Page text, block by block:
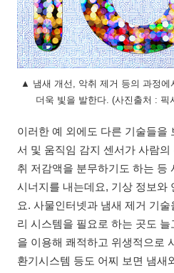
▲ 냄새 개선, 악취 제거 등의 과정에
더욱 빛을 발한다. (사진출처 :
이러한 예 외에도 다른 기술들을
서 및 움직임 감지 센서가 사람
취 저감액을 분무하기도 하는 등
시너지를 내는데요, 기상 정보와
요. 사물인터넷과 냄새 제거 기
리 시스템을 필요로 하는 곳도
을 이용해 쾌적하고 위생적으로
환기시스템 등도 어찌 보면 냄새